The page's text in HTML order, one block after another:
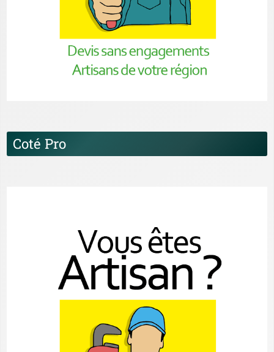
Coté Pro